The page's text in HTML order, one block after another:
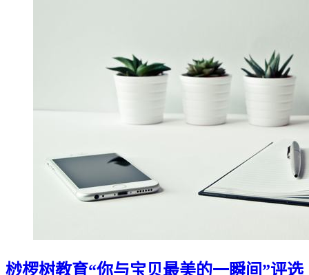
桫椤树教育“你与宝贝最美的一瞬间”评选